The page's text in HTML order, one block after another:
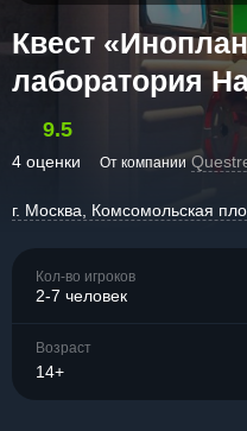
Квест
лаборатория
9.5
4 оценки От компании
г. Москва, Комсомольская
Кол-во игроков
2-7 человек
Возраст
14+